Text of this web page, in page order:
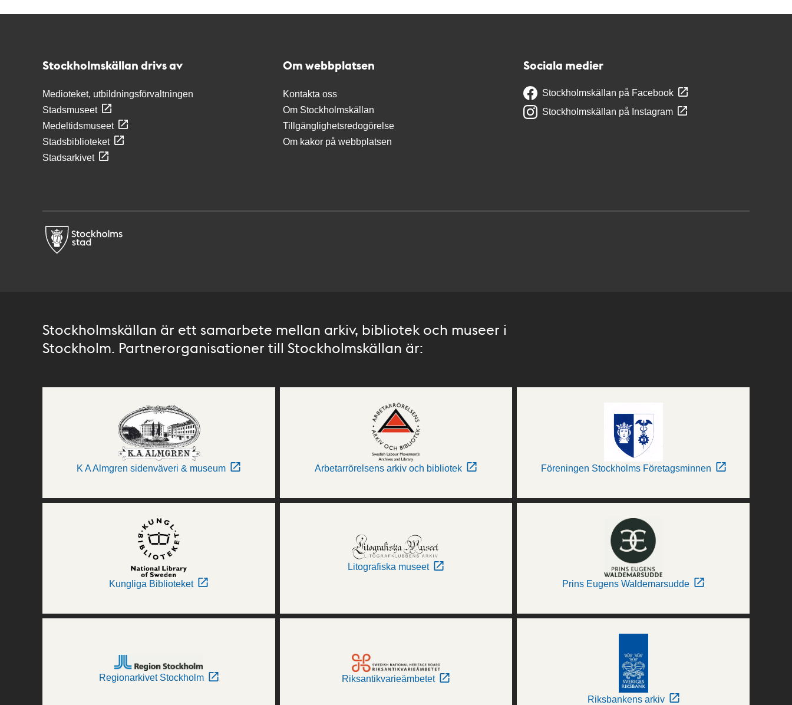
Stockholmskällan drivs av
Medioteket, utbildningsförvaltningen
Stadsmuseet
Medeltidsmuseet
Stadsbiblioteket
Stadsarkivet
Om webbplatsen
Kontakta oss
Om Stockholmskällan
Tillgänglighetsredogörelse
Om kakor på webbplatsen
Sociala medier
Stockholmskällan på Facebook
Stockholmskällan på Instagram
Stockholmskällan är ett samarbete mellan arkiv, bibliotek och museer i
Stockholm. Partnerorganisationer till Stockholmskällan är:
K A Almgren sidenväveri & museum Arbetarrörelsens arkiv och bibliotek Föreningen Stockholms Företagsminnen
Kungliga Biblioteket
Litografiska museet
Prins Eugens Waldemarsudde
Regionarkivet Stockholm Riksantikvarieämbetet
Riksbankens arkiv